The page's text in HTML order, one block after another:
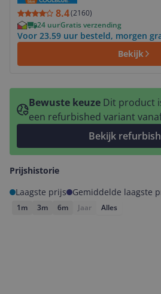
8.4(2160)
24 uurGratis verzending
Voor 23.59 uur besteld, morgen
Bekijk
Bewuste keuze Dit product
een refurbished variant
Bekijk
Prijshistorie
Laagste prijs
Gemiddelde laagste
1m 3m 6m Jaar Alles